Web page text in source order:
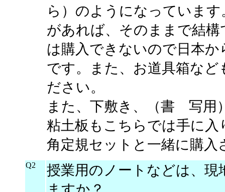
ら）のようになっていま
があれば、そのままで結
は購入できないので日本
です。また、お道具箱な
ださい。
また、下敷き、（書 写用
粘土板もこちらでは手に
角定規セットと一緒に購
Q2
授業用のノートなどは、